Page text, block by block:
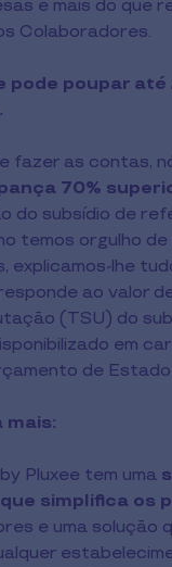
e mais do que
Colaboradores.
pode poupar
fazer as contas,
70%
do subsídio de
temos orgulho de
explicamos-lhe
ao valor
(TSU) do
em
de
mais:
Pluxee tem uma
simplifica os
e uma solução